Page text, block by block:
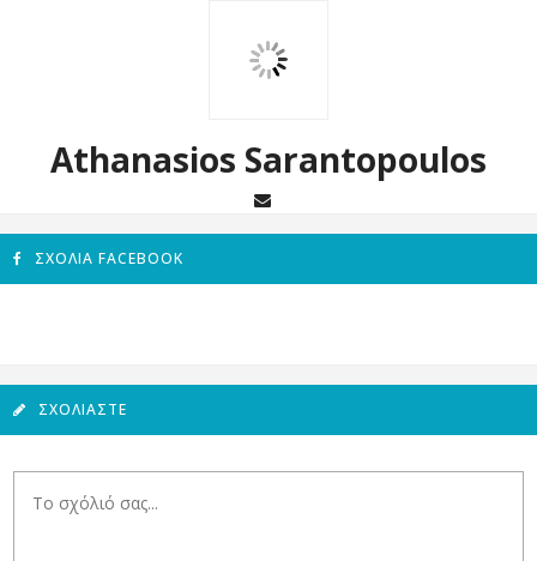
Athanasios Sarantopoulos
ΣΧΌΛΙΑ FACEBOOK
ΣΧΟΛΙΆΣΤΕ